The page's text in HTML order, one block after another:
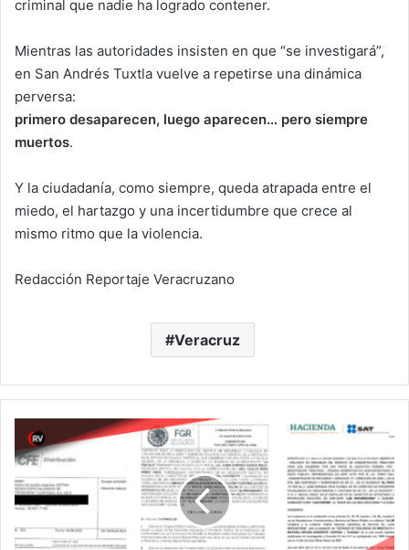
criminal que nadie ha logrado contener.
Mientras las autoridades insisten en que “se investigará”,
en San Andrés Tuxtla vuelve a repetirse una dinámica
perversa:
primero desaparecen, luego aparecen… pero siempre
muertos.
Y la ciudadanía, como siempre, queda atrapada entre el
miedo, el hartazgo y una incertidumbre que crece al
mismo ritmo que la violencia.
Redacción Reportaje Veracruzano
Veracruz
ESTADO
QUE
INVESTIGA…
PERO
CONTRATA”: